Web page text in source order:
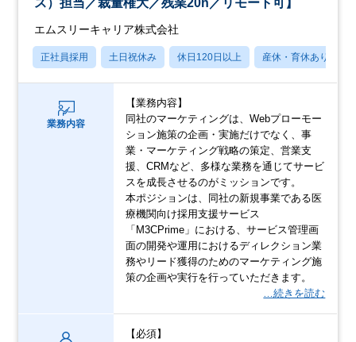
エムスリーキャリア株式会社
正社員採用 土日祝休み 休日120日以上 産休・育休あり
業務内容
【業務内容】
同社のマーケティングは、Webプローモー
ション施策の企画・実施だけでなく、事
業・マーケティング戦略の策定、営業支
援、CRMなど、多様な業務を通じてサービ
スを成長させるのがミッションです。
本ポジションは、同社の新規事業である医
療機関向け採用支援サービス
「M3CPrime」における、サービス管理画
面の開発や運用におけるディレクション業
務やリード獲得のためのマーケティング施
策の企画や実行を行っていただきます。
…続きを読む
【必須】